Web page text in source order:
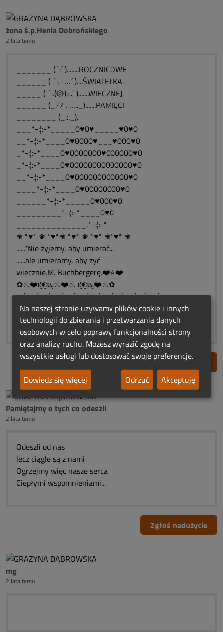
żona ś.p.Henia Dobrońskiego
2 lata temu
_______ (¯`:´¯)........ROCZNICOWE
______ (¯ `·. · …´¯)....ŚWIATEŁKA.
_____ (¯ `·.(۞).·..´¯).......WIECZNEJ
______ (_.·´/ . ….._).......PAMIĘCI
________ (_.:._).
___*-:¦:-*_____0♥0♥_____♥0♥0
__*-:¦:-*____0♥0000♥___♥000♥0
_*-:¦:-*____0♥0000000♥000000♥0
_*-:¦:-*____0♥00000000000000♥0
__*-:¦:-*____0♥000000000000♥0
____*-:¦:-*____0♥00000000♥0
______*-:¦:-*_____0♥000♥0
_________*-:¦:-*____0♥0
______________,*-:¦:-*
✬ *♥* ✬ *♥*✬ *♥* ✬ *♥* ✬*♥* ✬
......"Nie żyjemy, aby umierać...
......ale umieramy, aby żyć
wiecznie.M. Buchbergerę.❤️⭐❤️
✿♨❤️ԑ̮̑♦̮̑ɜܓ♨❤️♨ ԑ̮̑♦̮̑ɜܓ❤️♨✿
♥ ⋱⋰ ♥ ⋱⋰ ♥ ⋱⋰ ♥ ⋱⋰ ♥⋱⋰ ♥⋱⋰ ♥
✬ *♥* ✬ *♥*✬ *♥* ✬ *♥* ✬*♥* ✬
Zgłoś nadużycie
Pamiętajmy o tych co odeszli
2 lata temu
Odeszli od nas
lecz ciągle są z nami
Ogrzejmy więc nasze serca
Ciepłymi wspomnieniami...
Zgłoś nadużycie
mg
2 lata temu
Na naszej stronie używamy plików cookie i innych
technologii do zbierania i przetwarzania danych
osobowych w celu poprawy funkcjonalności strony
oraz analizy ruchu. Możesz wyrazić zgodę na
wszystkie usługi lub dostosować swoje preferencje.
Dowiedz się więcej
Odrzuć Akceptuję